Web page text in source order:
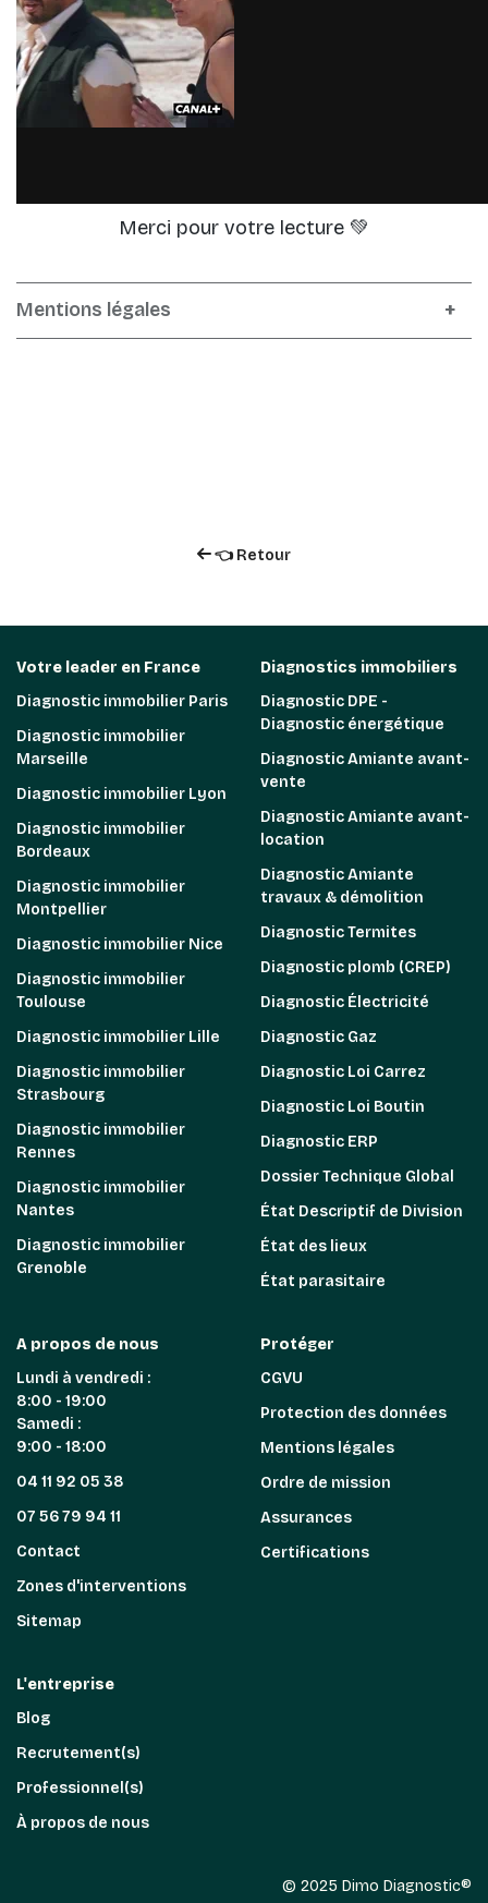
Mentions légales
👈 Retour
Votre leader en France
Diagnostic immobilier Paris
Diagnostic immobilier
Marseille
Diagnostic immobilier Lyon
Diagnostic immobilier
Bordeaux
Diagnostic immobilier
Montpellier
Diagnostic immobilier Nice
Diagnostic immobilier
Toulouse
Diagnostic immobilier Lille
Diagnostic immobilier
Strasbourg
Diagnostic immobilier
Rennes
Diagnostic immobilier
Nantes
Diagnostic immobilier
Grenoble
Diagnostics immobiliers
Diagnostic DPE -
Diagnostic énergétique
Diagnostic Amiante avant-
vente
Diagnostic Amiante avant-
location
Diagnostic Amiante
travaux & démolition
Diagnostic Termites
Diagnostic plomb (CREP)
Diagnostic Électricité
Diagnostic Gaz
Diagnostic Loi Carrez
Diagnostic Loi Boutin
Diagnostic ERP
Dossier Technique Global
État Descriptif de Division
État des lieux
État parasitaire
A propos de nous
Lundi à vendredi :
8:00 - 19:00
Samedi :
9:00 - 18:00
04 11 92 05 38
07 56 79 94 11
Contact
Zones d'interventions
Sitemap
Protéger
CGVU
Protection des données
Mentions légales
Ordre de mission
Assurances
Certifications
L'entreprise
Blog
Recrutement(s)
Professionnel(s)
À propos de nous
© 2025 Dimo Diagnostic®